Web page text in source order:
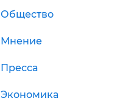
Общество
Мнение
Пресса
Экономика